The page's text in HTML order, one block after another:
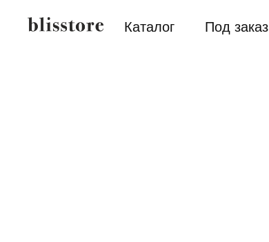
Каталог Под заказ